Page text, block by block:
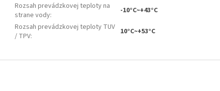
Rozsah prevádzkovej teploty na
strane vody:
-10°C~+43°C
Rozsah prevádzkovej teploty TUV
/ TPV: 10°C~+53°C